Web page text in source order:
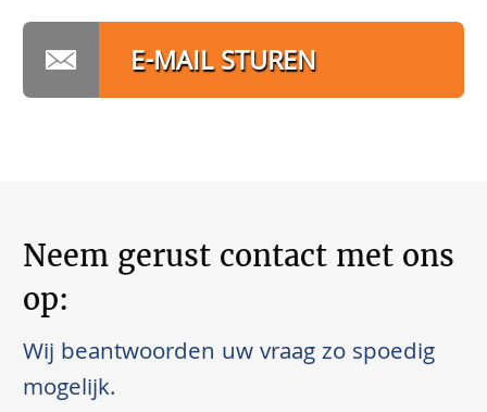
E-MAIL STUREN
Neem gerust contact met ons
op:
Wij beantwoorden uw vraag zo spoedig
mogelijk.